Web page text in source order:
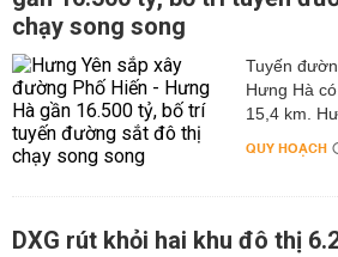
chạy song song
Tuyến
Hưng Hà
15,4 km.
QUY HOẠCH
DXG rút khỏi hai khu đô thị